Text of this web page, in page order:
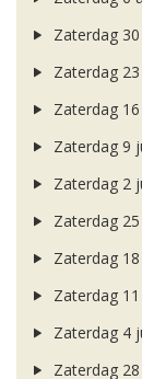
Zaterdag
Zaterdag
Zaterdag
Zaterdag 9
Zaterdag 2
Zaterdag
Zaterdag
Zaterdag
Zaterdag 4
Zaterdag